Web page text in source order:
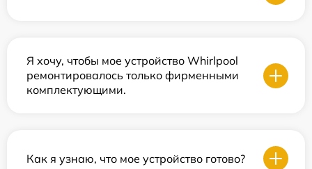
Я хочу, чтобы мое устройство Whirlpool
ремонтировалось только фирменными
комплектующими.
Как я узнаю, что мое устройство готово?